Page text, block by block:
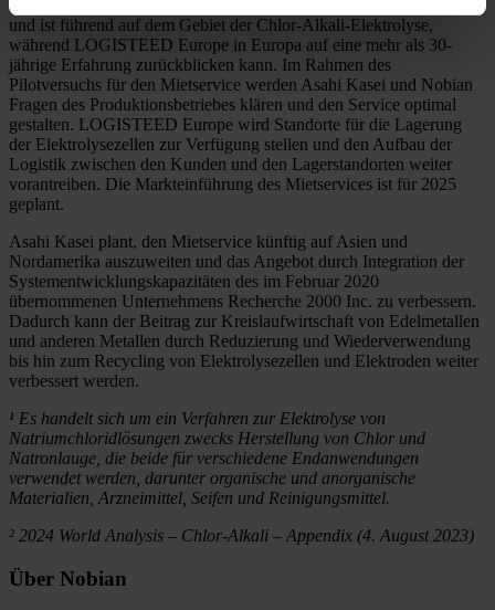
Nobian arbeitet seit mehr als 40 Jahren mit Asahi Kasei zusammen
und ist führend auf dem Gebiet der Chlor-Alkali-Elektrolyse,
während LOGISTEED Europe in Europa auf eine mehr als 30-
jährige Erfahrung zurückblicken kann. Im Rahmen des
Pilotversuchs für den Mietservice werden Asahi Kasei und Nobian
Fragen des Produktionsbetriebes klären und den Service optimal
gestalten. LOGISTEED Europe wird Standorte für die Lagerung
der Elektrolysezellen zur Verfügung stellen und den Aufbau der
Logistik zwischen den Kunden und den Lagerstandorten weiter
vorantreiben. Die Markteinführung des Mietservices ist für 2025
geplant.
Asahi Kasei plant, den Mietservice künftig auf Asien und
Nordamerika auszuweiten und das Angebot durch Integration der
Systementwicklungskapazitäten des im Februar 2020
übernommenen Unternehmens Recherche 2000 Inc. zu verbessern.
Dadurch kann der Beitrag zur Kreislaufwirtschaft von Edelmetallen
und anderen Metallen durch Reduzierung und Wiederverwendung
bis hin zum Recycling von Elektrolysezellen und Elektroden weiter
verbessert werden.
¹ Es handelt sich um ein Verfahren zur Elektrolyse von
Natriumchloridlösungen zwecks Herstellung von Chlor und
Natronlauge, die beide für verschiedene Endanwendungen
verwendet werden, darunter organische und anorganische
Materialien, Arzneimittel, Seifen und Reinigungsmittel.
² 2024 World Analysis – Chlor-Alkali – Appendix (4. August 2023)
Über Nobian